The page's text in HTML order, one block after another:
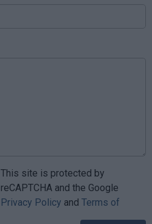
This site is protected by
reCAPTCHA and the Google
Privacy Policy and Terms of